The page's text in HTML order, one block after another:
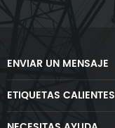
ENVIAR UN MENSAJE
ETIQUETAS CALIENTES